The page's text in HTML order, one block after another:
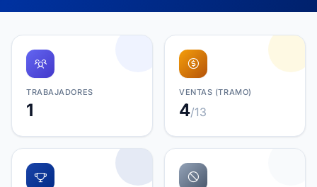
TRABAJADORES
1
VENTAS (TRAMO)
4/13